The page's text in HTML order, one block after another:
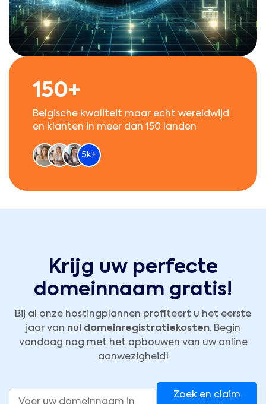
150+
Belgische kwaliteit maar echt wereldwijd
en klanten in meer dan 150 landen
5k+
Krijg uw perfecte
domeinnaam gratis!
Bij al onze hostingplannen profiteert u het eerste
jaar van nul domeinregistratiekosten. Begin
vandaag nog met het opbouwen van uw online
aanwezigheid!
Zoek en claim